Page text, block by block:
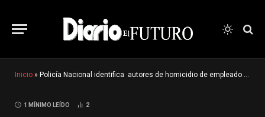
Inicio » Policía Nacional identifica autores de homicidio de empleado de seguridad en sector Los Ríos
1 MÍNIMO LEÍDO 2